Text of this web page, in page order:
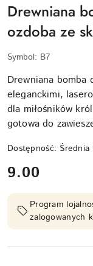
Drewniana
ozdoba ze
Symbol: B7
Drewniana bomba
eleganckimi,
dla miłośników
gotowa do
Dostępność:
cena:
9.00
Program
zalogowanych